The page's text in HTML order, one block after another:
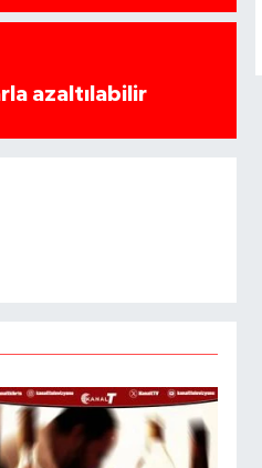
azaltılabilir